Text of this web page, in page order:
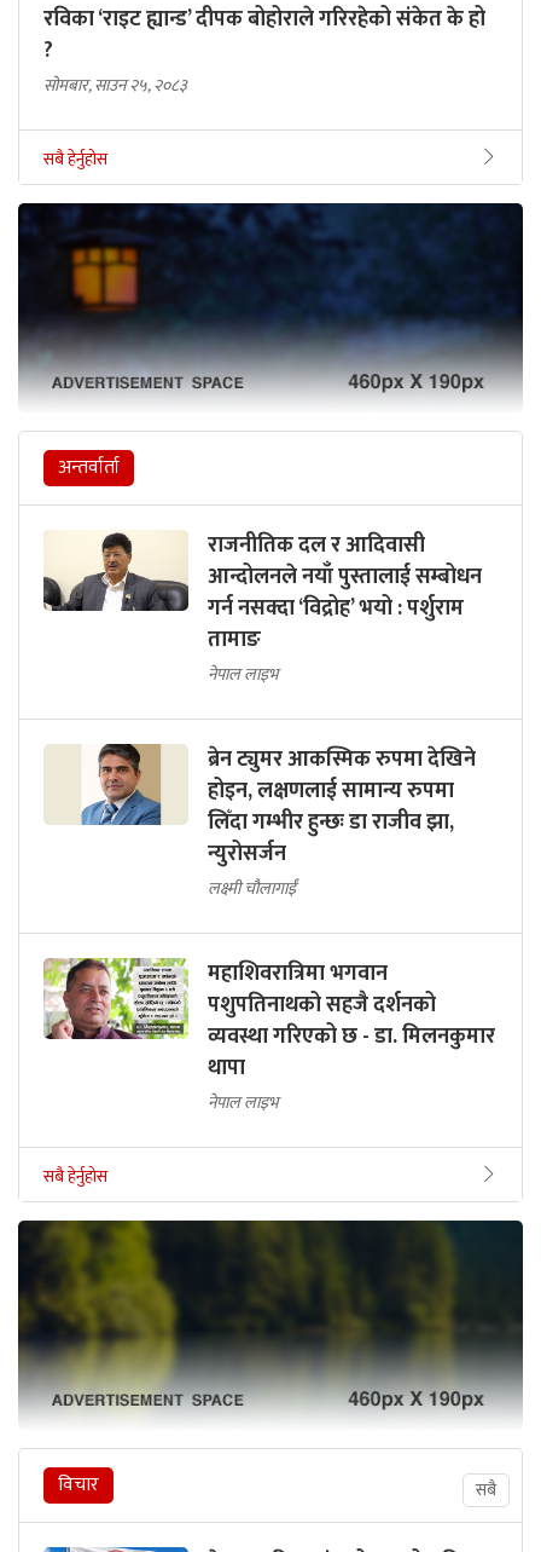
रविका ‘राइट ह्यान्ड’ दीपक बोहोराले गरिरहेको संकेत के हो
?
सोमबार, साउन २५, २०८३
सबै हेर्नुहोस
अन्तर्वार्ता
राजनीतिक दल र आदिवासी
आन्दोलनले नयाँ पुस्तालाई सम्बोधन
गर्न नसक्दा ‘विद्रोह’ भयो : पर्शुराम
तामाङ
नेपाल लाइभ
ब्रेन ट्युमर आकस्मिक रुपमा देखिने
होइन, लक्षणलाई सामान्य रुपमा
लिँदा गम्भीर हुन्छः डा राजीव झा,
न्युरोसर्जन
लक्ष्मी चौलागाईं
महाशिवरात्रिमा भगवान
पशुपतिनाथको सहजै दर्शनको
व्यवस्था गरिएको छ - डा. मिलनकुमार
थापा
नेपाल लाइभ
सबै हेर्नुहोस
विचार सबै